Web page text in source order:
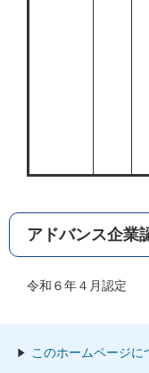
アドバンス企業
令和６年４月認定
このホームページに